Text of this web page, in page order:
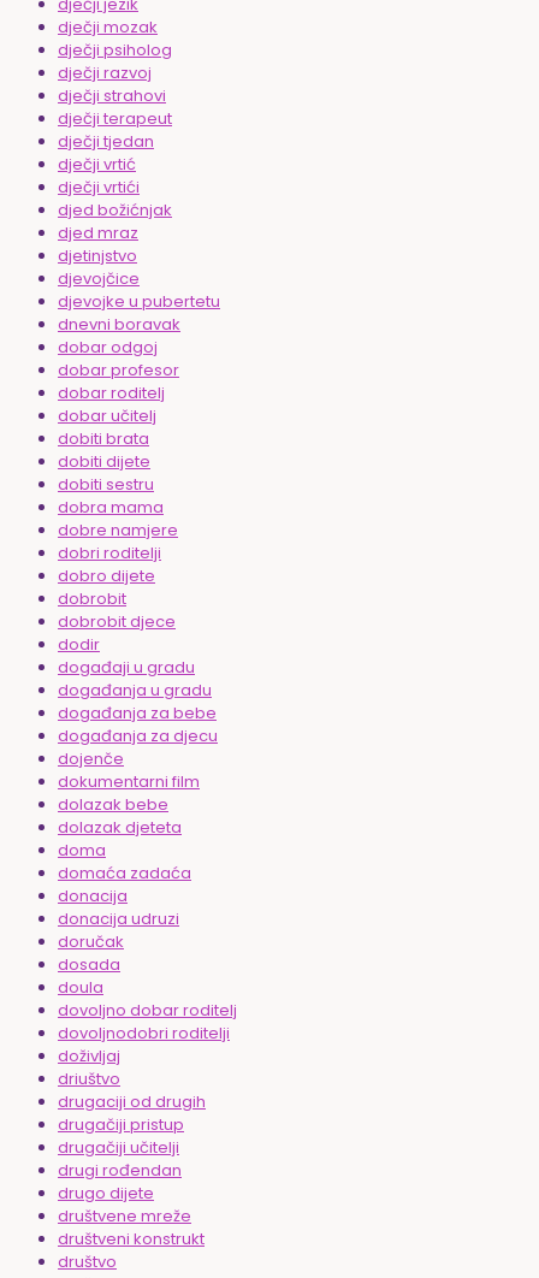
dječji mozak
dječji psiholog
dječji razvoj
dječji strahovi
dječji terapeut
dječji tjedan
dječji vrtić
dječji vrtići
djed božićnjak
djed mraz
djetinjstvo
djevojčice
djevojke u pubertetu
dnevni boravak
dobar odgoj
dobar profesor
dobar roditelj
dobar učitelj
dobiti brata
dobiti dijete
dobiti sestru
dobra mama
dobre namjere
dobri roditelji
dobro dijete
dobrobit
dobrobit djece
dodir
događaji u gradu
događanja u gradu
događanja za bebe
događanja za djecu
dojenče
dokumentarni film
dolazak bebe
dolazak djeteta
doma
domaća zadaća
donacija
donacija udruzi
doručak
dosada
doula
dovoljno dobar roditelj
dovoljnodobri roditelji
doživljaj
driuštvo
drugaciji od drugih
drugačiji pristup
drugačiji učitelji
drugi rođendan
drugo dijete
društvene mreže
društveni konstrukt
društvo